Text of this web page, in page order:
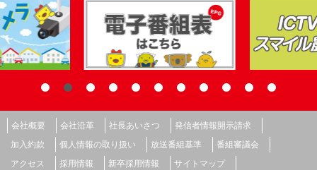
会社概要 会社沿革 社長あいさつ
発信者情報開示請求
加入約款
個人情報の取り扱い 放送番組基準
番組審議会
アクセス
採用情報 新卒採用情報 サイトマップ